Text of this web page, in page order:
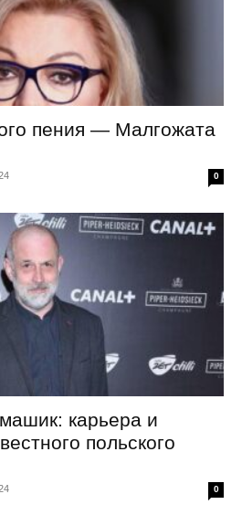
пения — Малгожата
0
карьера и
польского
0